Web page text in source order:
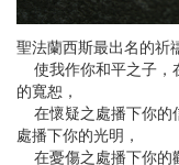
聖法蘭西斯最出名的祈
使我作你和平之子，
的寬恕，
在懷疑之處播下你的
處播下你的光明，
在憂傷之處播下你的